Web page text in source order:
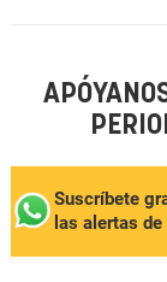
Suscríbete
las alertas